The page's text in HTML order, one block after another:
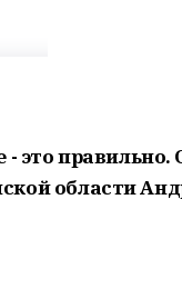
- это
области